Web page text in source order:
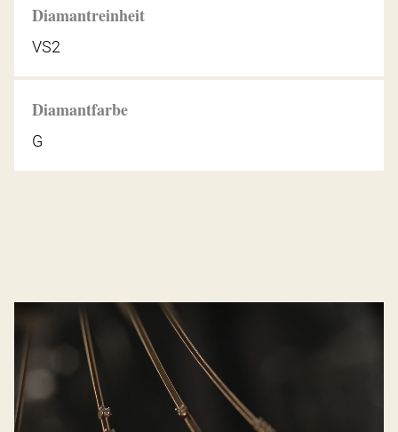
Diamantreinheit
VS2
Diamantfarbe
G